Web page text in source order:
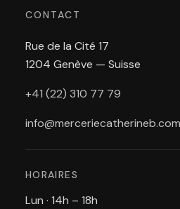
CONTACT
Rue de la Cité 17
1204 Genève — Suisse
+41 (22) 310 77 79
info@merceriecatherineb.com
HORAIRES
Lun · 14h – 18h